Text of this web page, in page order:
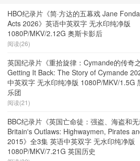
HBO纪录片《简·方达的五幕戏 Jane
Acts 2026》英语中英双字 无水印纯净版
1080P/MKV/2.12G 奥斯卡影后
阅读(26)
英国纪录片《重拾旋律：Cymande的传奇
Getting It Back: The Story of Cymande
中英双字 无水印纯净版 1080P/MKV/1.5G
乐团
阅读(21)
BBC纪录片《英国亡命徒：强盗、海盗和
Britain's Outlaws: Highwaymen, Pirates
2015》全3集 英语中英双字 无水印纯净版
1080P/MKV/7.21G 英国历史